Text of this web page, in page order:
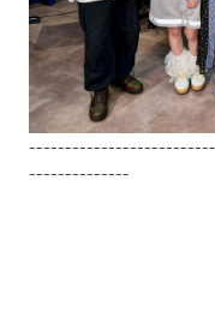
--------------